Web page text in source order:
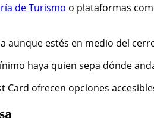
de Turismo o plataformas
aunque estés en medio del
haya quien sepa dónde
Card ofrecen opciones